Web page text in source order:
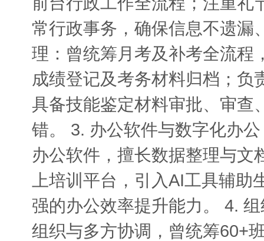
常行政事务，确保信息不遗漏
理：曾统筹月考及补考全流程
成绩登记及考务材料归档；负
具备技能鉴定材料审批、审查
错。 3. 办公软件与数字化办
办公软件，擅长数据整理与文
上培训平台，引入AI工具辅
强的办公效率提升能力。 4.
组织与多方协调，曾统筹60+